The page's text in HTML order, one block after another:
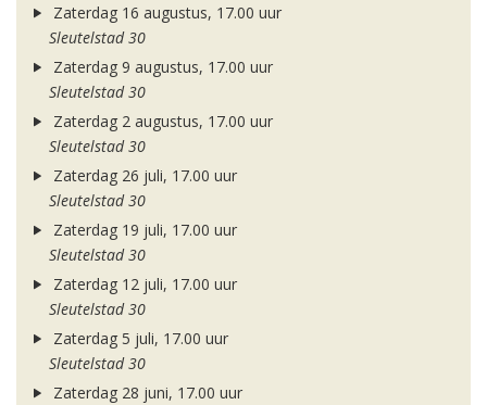
Zaterdag 16 augustus, 17.00 uur
Sleutelstad 30
Zaterdag 9 augustus, 17.00 uur
Sleutelstad 30
Zaterdag 2 augustus, 17.00 uur
Sleutelstad 30
Zaterdag 26 juli, 17.00 uur
Sleutelstad 30
Zaterdag 19 juli, 17.00 uur
Sleutelstad 30
Zaterdag 12 juli, 17.00 uur
Sleutelstad 30
Zaterdag 5 juli, 17.00 uur
Sleutelstad 30
Zaterdag 28 juni, 17.00 uur